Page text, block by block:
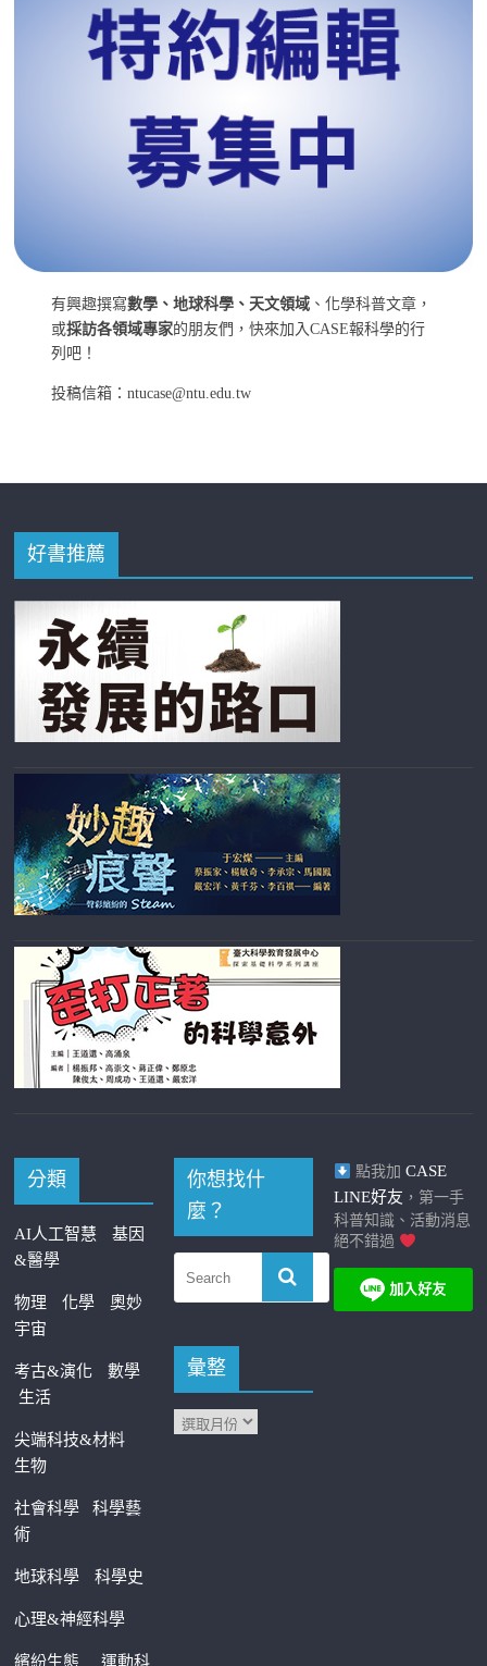
有興趣撰寫數學、地球科學、天文領域 、化學科普文章，
或採訪各領域專家的朋友們，快來加入CASE報科學的行
列吧！
投稿信箱：ntucase@ntu.edu.tw
好書推薦
分類
AI人工智慧
基因
&醫學
物理 化學
奧妙
宇宙
考古&演化
數學
生活
尖端科技&材料
生物
社會科學科學藝
術
地球科學 科學史
心理&神經科學
繽紛生態運動科
你想找什
麼？
彙整
點我加 CASE
LINE好友 ，第一手
科普知識、活動消息
絕不錯過